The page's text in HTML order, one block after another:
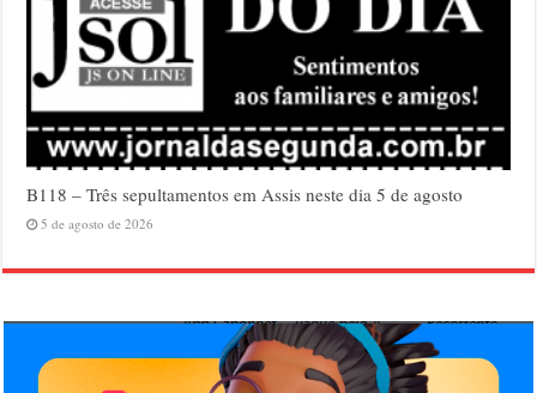
B118 – Três sepultamentos em Assis neste dia 5 de agosto
5 de agosto de 2026